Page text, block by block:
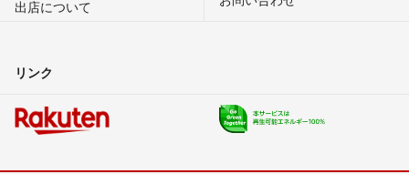
出店について
リンク